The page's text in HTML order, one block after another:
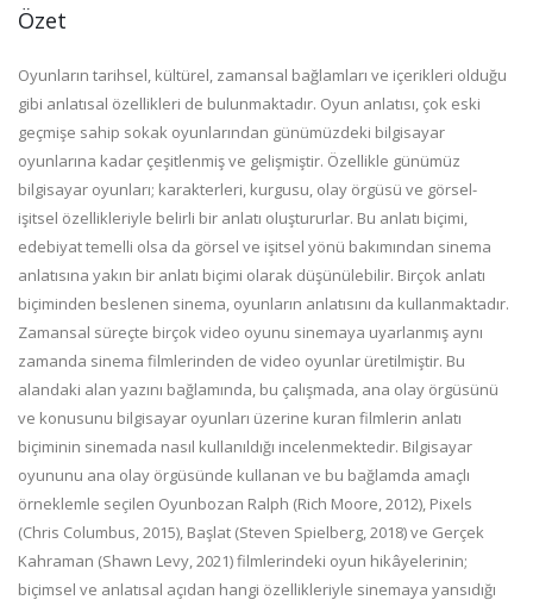
Özet
Oyunların tarihsel, kültürel, zamansal bağlamları ve içerikleri olduğu
gibi anlatısal özellikleri de bulunmaktadır. Oyun anlatısı, çok eski
geçmişe sahip sokak oyunlarından günümüzdeki bilgisayar
oyunlarına kadar çeşitlenmiş ve gelişmiştir. Özellikle günümüz
bilgisayar oyunları; karakterleri, kurgusu, olay örgüsü ve görsel-
işitsel özellikleriyle belirli bir anlatı oluştururlar. Bu anlatı biçimi,
edebiyat temelli olsa da görsel ve işitsel yönü bakımından sinema
anlatısına yakın bir anlatı biçimi olarak düşünülebilir. Birçok anlatı
biçiminden beslenen sinema, oyunların anlatısını da kullanmaktadır.
Zamansal süreçte birçok video oyunu sinemaya uyarlanmış aynı
zamanda sinema filmlerinden de video oyunlar üretilmiştir. Bu
alandaki alan yazını bağlamında, bu çalışmada, ana olay örgüsünü
ve konusunu bilgisayar oyunları üzerine kuran filmlerin anlatı
biçiminin sinemada nasıl kullanıldığı incelenmektedir. Bilgisayar
oyununu ana olay örgüsünde kullanan ve bu bağlamda amaçlı
örneklemle seçilen Oyunbozan Ralph (Rich Moore, 2012), Pixels
(Chris Columbus, 2015), Başlat (Steven Spielberg, 2018) ve Gerçek
Kahraman (Shawn Levy, 2021) filmlerindeki oyun hikâyelerinin;
biçimsel ve anlatısal açıdan hangi özellikleriyle sinemaya yansıdığı